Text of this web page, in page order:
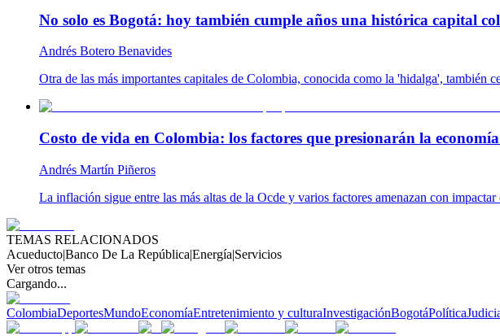
No solo es Bogotá: hoy también cumple años una histórica capital
Andrés Botero Benavides
Otra de las más importantes capitales de Colombia, conocida como la 'hidalga', también
Costo de vida en Colombia: los factores que presionarán la
Andrés Martín Piñeros
La inflación sigue entre las más altas de la Ocde y varios factores amenazan con impactar
TEMAS RELACIONADOS
Acueducto|Banco De La República|Energía|Servicios
Ver otros temas
Cargando...
ColombiaDeportesMundoEconomíaEntretenimiento y culturaInvestigaciónBogotáPolítica